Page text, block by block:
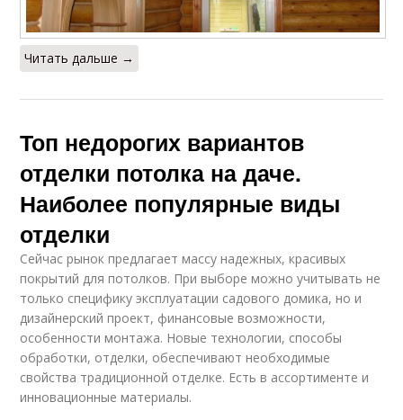
Читать дальше →
Топ недорогих вариантов
отделки потолка на даче.
Наиболее популярные виды
отделки
Сейчас рынок предлагает массу надежных, красивых
покрытий для потолков. При выборе можно учитывать не
только специфику эксплуатации садового домика, но и
дизайнерский проект, финансовые возможности,
особенности монтажа. Новые технологии, способы
обработки, отделки, обеспечивают необходимые
свойства традиционной отделке. Есть в ассортименте и
инновационные материалы.